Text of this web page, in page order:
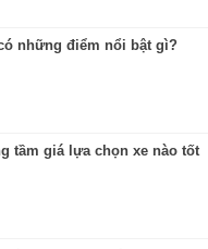
những điểm nổi bật gì?
tầm giá lựa chọn xe nào tốt